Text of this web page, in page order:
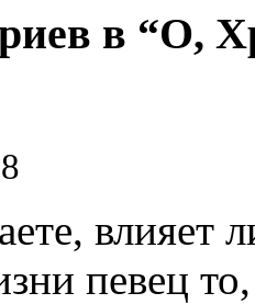
в “О,
влияет
певец